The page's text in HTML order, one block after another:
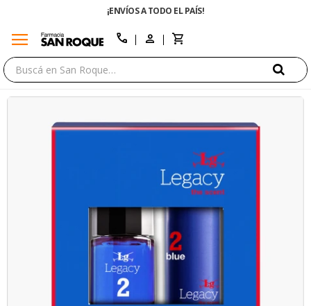
¡ENVÍOS A TODO EL PAÍS!
menu call
close